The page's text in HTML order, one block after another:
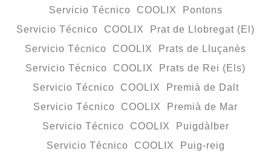
Servicio Técnico COOLIX Pontons
Servicio Técnico COOLIX Prat de Llobregat (El)
Servicio Técnico COOLIX Prats de Lluçanès
Servicio Técnico COOLIX Prats de Rei (Els)
Servicio Técnico COOLIX Premià de Dalt
Servicio Técnico COOLIX Premià de Mar
Servicio Técnico COOLIX Puigdàlber
Servicio Técnico COOLIX Puig-reig